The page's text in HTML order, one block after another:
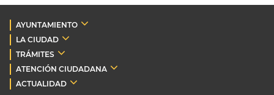
AYUNTAMIENTO
LA CIUDAD
TRÁMITES
ATENCIÓN CIUDADANA
ACTUALIDAD